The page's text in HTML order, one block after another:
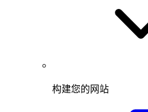
构建您的网站